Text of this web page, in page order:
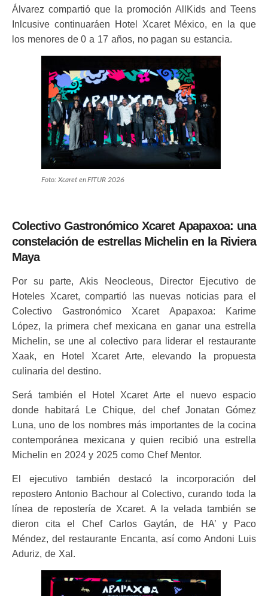
Álvarez compartió que la promoción AllKids and Teens
Inlcusive continuaráen Hotel Xcaret México, en la que
los menores de 0 a 17 años, no pagan su estancia.
Foto: Xcaret en FITUR 2026
Colectivo Gastronómico Xcaret Apapaxoa: una
constelación de estrellas Michelin en la Riviera
Maya
Por su parte, Akis Neocleous, Director Ejecutivo de
Hoteles Xcaret, compartió las nuevas noticias para el
Colectivo Gastronómico Xcaret Apapaxoa: Karime
López, la primera chef mexicana en ganar una estrella
Michelin, se une al colectivo para liderar el restaurante
Xaak, en Hotel Xcaret Arte, elevando la propuesta
culinaria del destino.
Será también el Hotel Xcaret Arte el nuevo espacio
donde habitará Le Chique, del chef Jonatan Gómez
Luna, uno de los nombres más importantes de la cocina
contemporánea mexicana y quien recibió una estrella
Michelin en 2024 y 2025 como Chef Mentor.
El ejecutivo también destacó la incorporación del
repostero Antonio Bachour al Colectivo, curando toda la
línea de repostería de Xcaret. A la velada también se
dieron cita el Chef Carlos Gaytán, de HA’ y Paco
Méndez, del restaurante Encanta, así como Andoni Luis
Aduriz, de Xal.